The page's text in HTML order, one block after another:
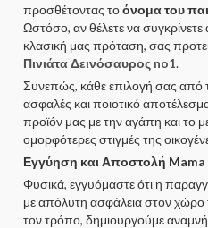
προσθέτοντας τοόνομα του
Ωστόσο, αν θέλετε να συγκρίνετε
κλασική μας πρόταση, σας
Πινιάτα Δεινόσαυρος no1.
Συνεπώς, κάθε επιλογή σας από
ασφαλές και ποιοτικό
προϊόν μας με την αγάπη και το
ομορφότερες στιγμές της
Εγγύηση και Αποστολή
Φυσικά, εγγυόμαστε ότι η
με απόλυτη ασφάλεια στον
τον τρόπο, δημιουργούμε